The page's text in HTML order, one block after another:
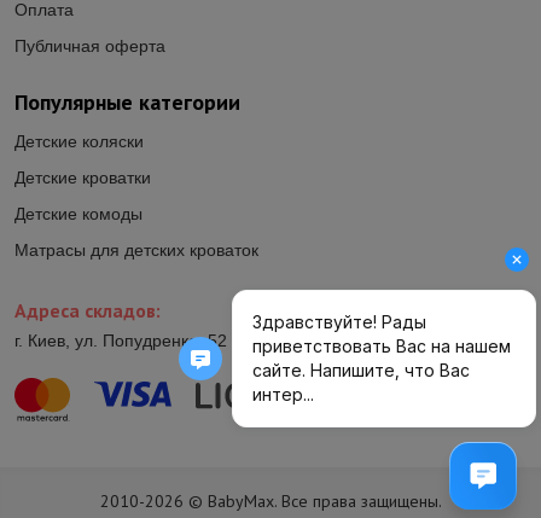
Популярные категории
Детские коляски
Детские кроватки
Детские комоды
Матрасы для детских кроваток
Оплата
Публичная оферта
Адреса складов:
г. Киев, ул. Попудренко, 52 (ул.Гетьмана Павла Полуботка, 52)
2010-2026 © BabyMax. Все права защищены.